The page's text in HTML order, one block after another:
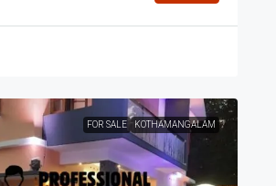
FOR SALE KOTHAMANGALAM